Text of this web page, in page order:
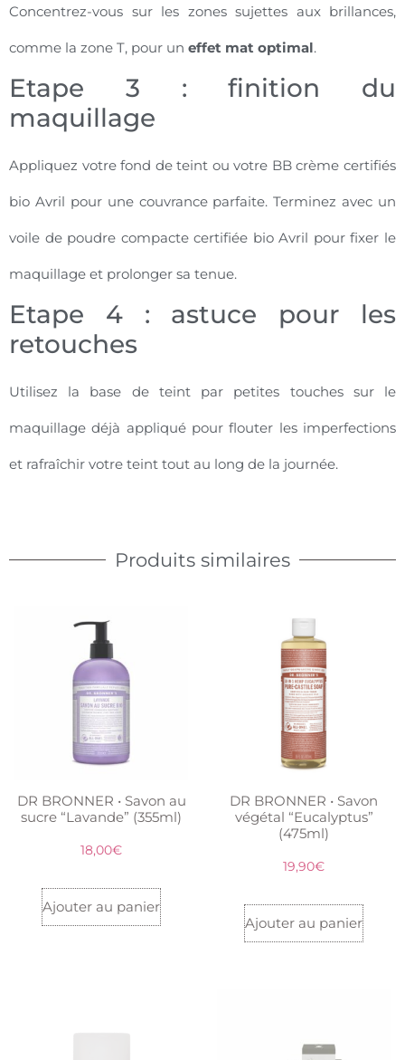
Concentrez-vous sur les zones sujettes aux brillances,
comme la zone T, pour un effet mat optimal.
Etape 3 : finition du
maquillage
Appliquez votre fond de teint ou votre BB crème certifiés
bio Avril pour une couvrance parfaite. Terminez avec un
voile de poudre compacte certifiée bio Avril pour fixer le
maquillage et prolonger sa tenue.
Etape 4 : astuce pour les
retouches
Utilisez la base de teint par petites touches sur le
maquillage déjà appliqué pour flouter les imperfections
et rafraîchir votre teint tout au long de la journée.
Produits similaires
DR BRONNER • Savon au
sucre “Lavande” (355ml)
18,00€
Ajouter au panier
DR BRONNER • Savon
végétal “Eucalyptus”
(475ml)
19,90€
Ajouter au panier